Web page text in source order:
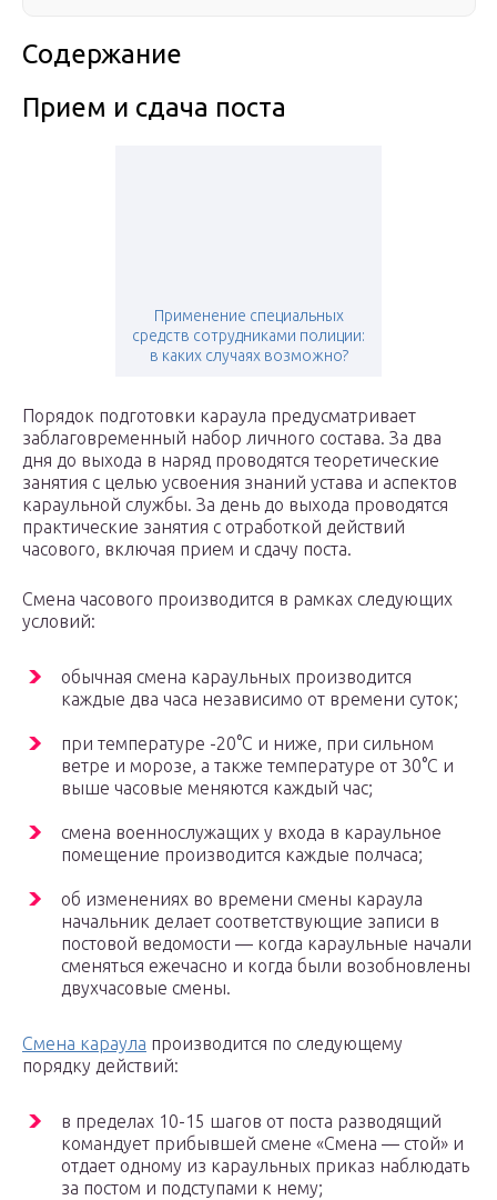
Содержание
Прием и сдача поста
Применение специальных
средств сотрудниками полиции:
в каких случаях возможно?
Порядок подготовки караула предусматривает
заблаговременный набор личного состава. За два
дня до выхода в наряд проводятся теоретические
занятия с целью усвоения знаний устава и аспектов
караульной службы. За день до выхода проводятся
практические занятия с отработкой действий
часового, включая прием и сдачу поста.
Смена часового производится в рамках следующих
условий:
обычная смена караульных производится
каждые два часа независимо от времени суток;
при температуре -20°C и ниже, при сильном
ветре и морозе, а также температуре от 30°C и
выше часовые меняются каждый час;
смена военнослужащих у входа в караульное
помещение производится каждые полчаса;
об изменениях во времени смены караула
начальник делает соответствующие записи в
постовой ведомости — когда караульные начали
сменяться ежечасно и когда были возобновлены
двухчасовые смены.
Смена караула производится по следующему
порядку действий:
в пределах 10-15 шагов от поста разводящий
командует прибывшей смене «Смена — стой» и
отдает одному из караульных приказ наблюдать
за постом и подступами к нему;